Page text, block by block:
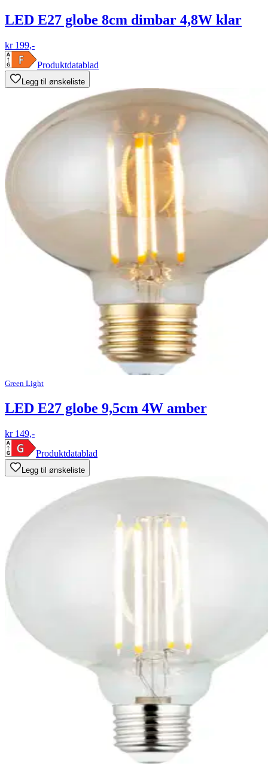
LED E27 globe 8cm dimbar 4,8W klar
kr 199,-
Produktdatablad
Legg til ønskeliste
Green Light
LED E27 globe 9,5cm 4W amber
kr 149,-
Produktdatablad
Legg til ønskeliste